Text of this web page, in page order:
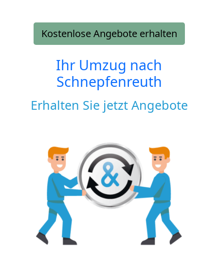
Kostenlose Angebote erhalten
Ihr Umzug nach
Schnepfenreuth
Erhalten Sie jetzt Angebote